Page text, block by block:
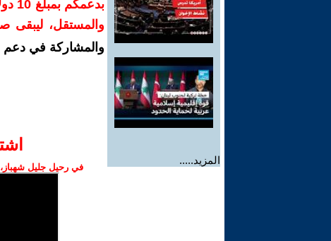
المزيد.....
والمستقل، ليبقى
والمشاركة في دعم
في رحيل جليل شهباز،